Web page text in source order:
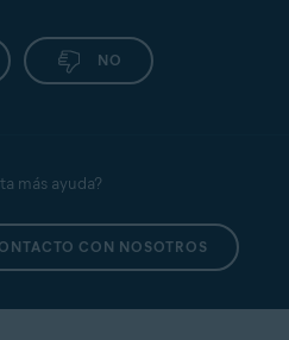
NO
más ayuda?
CON NOSOTROS